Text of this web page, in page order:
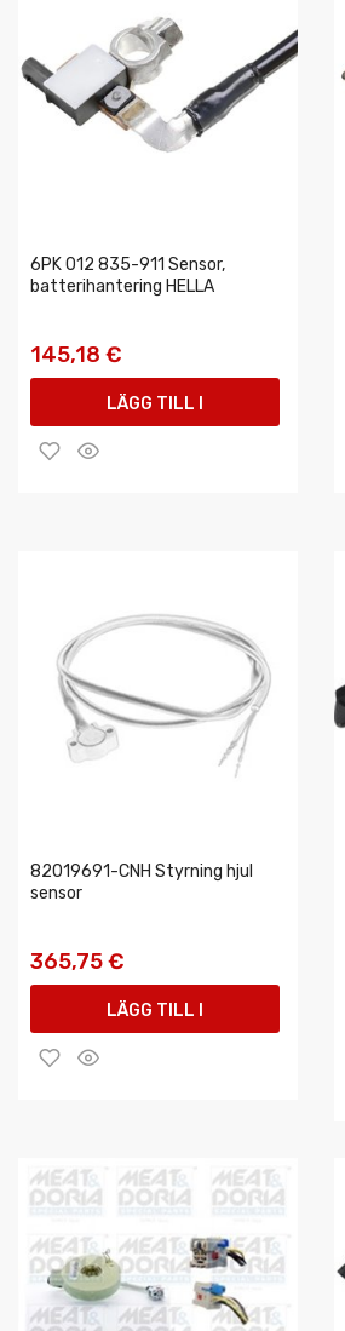
6PK 012 835-911 Sensor,
batterihantering HELLA
145,18 €
LÄGG TILL I
VARUKORGEN
82019691-CNH Styrning hjul
sensor
365,75 €
LÄGG TILL I
VARUKORGEN